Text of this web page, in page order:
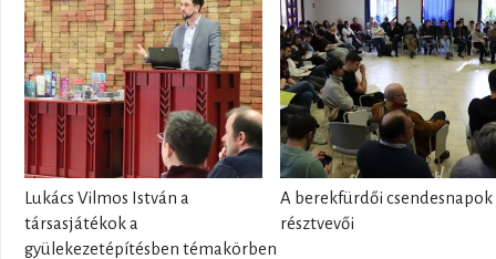
Lukács Vilmos István a
társasjátékok a
gyülekezetépítésben témakörben
A berekfürdői csendesnapok
résztvevői